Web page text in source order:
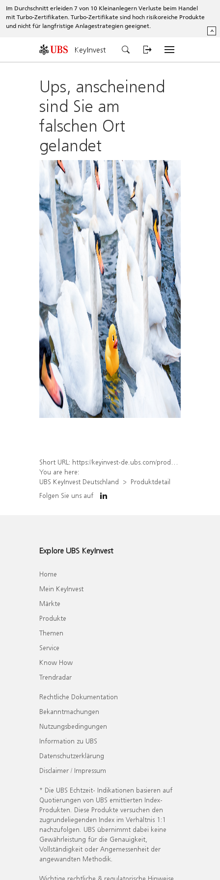
Im Durchschnitt erleiden 7 von 10 Kleinanlegern Verluste beim Handel
mit Turbo-Zertifikaten. Turbo-Zertifikate sind hoch risikoreiche Produkte
und nicht für langfristige Anlagestrategien geeignet.
^
KeyInvest
Ups, anscheinend
sind Sie am
falschen Ort
gelandet
Short URL: https://keyinvest-de.ubs.com/produkt/detail/index/isin/DE000WA78P36
You are here:
UBS KeyInvest Deutschland
Produktdetail
Folgen Sie uns auf
Explore UBS KeyInvest
Home
Mein KeyInvest
Märkte
Produkte
Themen
Service
Know How
Trendradar
Rechtliche Dokumentation
Bekanntmachungen
Nutzungsbedingungen
Information zu UBS
Datenschutzerklärung
Disclaimer / Impressum
* Die UBS Echtzeit- Indikationen basieren auf
Quotierungen von UBS emittierten Index-
Produkten. Diese Produkte versuchen den
zugrundeliegenden Index im Verhältnis 1:1
nachzufolgen. UBS übernimmt dabei keine
Gewährleistung für die Genauigkeit,
Vollständigkeit oder Angemessenheit der
angewandten Methodik.